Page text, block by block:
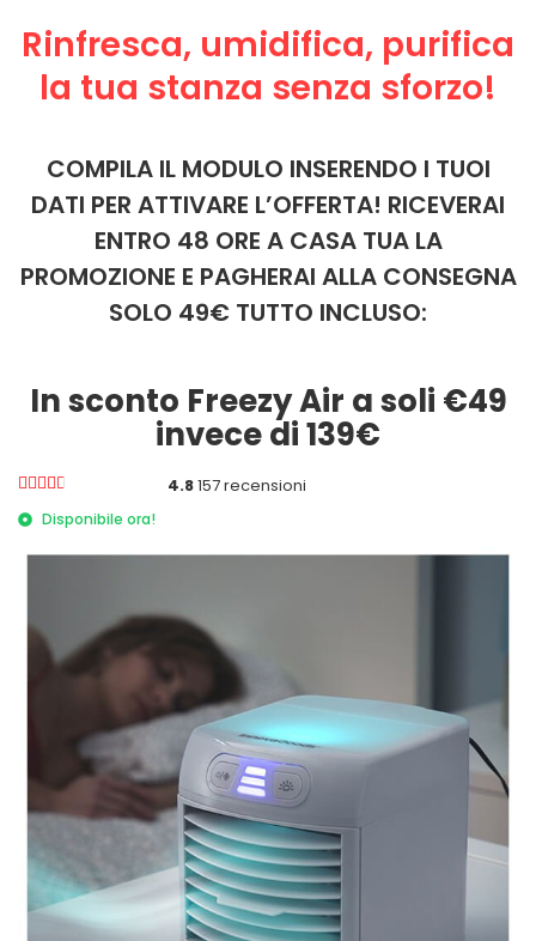
Rinfresca, umidifica, purifica
la tua stanza senza sforzo!
COMPILA IL MODULO INSERENDO I TUOI
DATI PER ATTIVARE L’OFFERTA! RICEVERAI
ENTRO 48 ORE A CASA TUA LA
PROMOZIONE E PAGHERAI ALLA CONSEGNA
SOLO 49€ TUTTO INCLUSO:
In sconto Freezy Air a soli €49
invece di 139€
     4.8157 recensioni
Disponibile ora!